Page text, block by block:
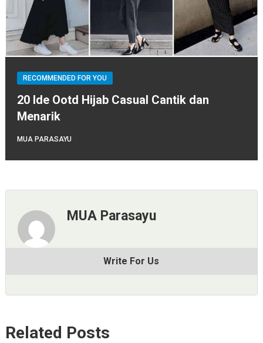
RECOMMENDED FOR YOU
20 Ide Ootd Hijab Casual Cantik dan
Menarik
MUA PARASAYU
MUA Parasayu
Write For Us
Related Posts